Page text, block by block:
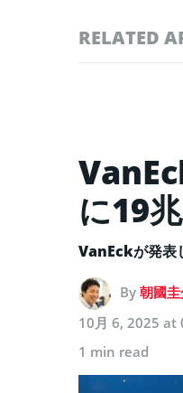
RELATED
に19
VanEckが発表
By 朝國
10月 6, 2025 at
1 min read